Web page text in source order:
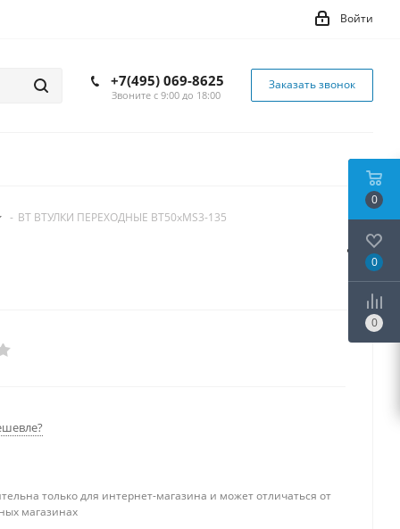
Войти
+7(495) 069-8625
Звоните с 9:00 до 18:00
Заказать звонок
- BT ВТУЛКИ ПЕРЕХОДНЫЕ BT50xMS3-135
только для интернет-магазина и может отличаться от
магазинах
0
0
0